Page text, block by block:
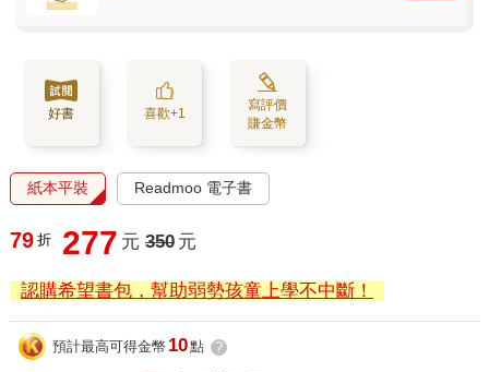
好書 喜歡+1
寫評價
賺金幣
紙本平裝 Readmoo 電子書
79 折 277 元 350 元
認購希望書包，幫助弱勢孩童上學不中斷！
預計最高可得金幣 10點 ?